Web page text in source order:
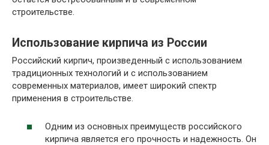
строительстве.
Использование кирпича из России
Российский кирпич, произведенный с использованием
традиционных технологий и с использованием
современных материалов, имеет широкий спектр
применения в строительстве.
Одним из основных преимуществ российского
кирпича является его прочность и надежность. Он